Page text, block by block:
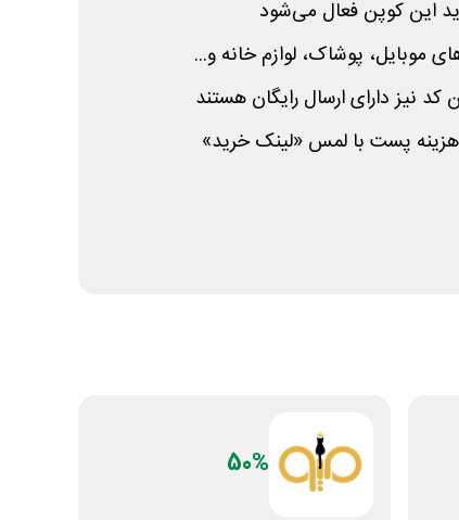
موبایل، پوشاک، لوازم خانه و...
نیز دارای ارسال رایگان هستند
هزینه پست با لمس «لینک خرید»
50%